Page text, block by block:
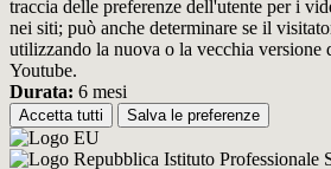
traccia delle preferenze dell'utente per i
nei siti; può anche determinare se il
utilizzando la nuova o la vecchia versione
Youtube.
Durata: 6 mesi
Accetta tutti Salva le preferenze
Istituto Professionale